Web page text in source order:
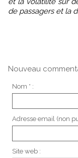
de passagers et la
Nouveau
Nom * :
Adresse email (non
Site web :